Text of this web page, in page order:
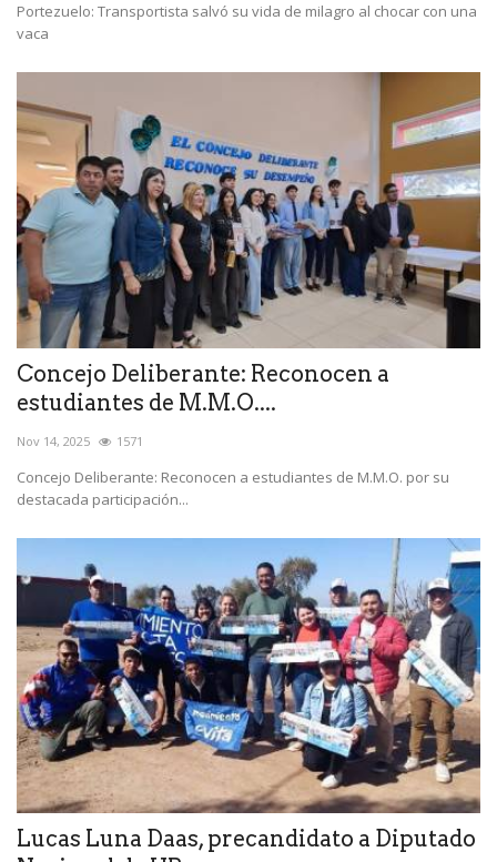
Portezuelo: Transportista salvó su vida de milagro al chocar con una
vaca
Concejo Deliberante: Reconocen a
estudiantes de M.M.O....
Nov 14, 2025 1571
Concejo Deliberante: Reconocen a estudiantes de M.M.O. por su
destacada participación...
Lucas Luna Daas, precandidato a Diputado